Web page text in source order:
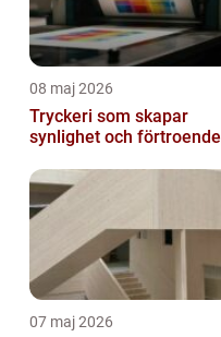
08 maj 2026
Tryckeri som skapar
synlighet och förtroende
07 maj 2026